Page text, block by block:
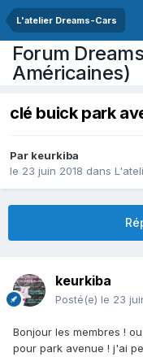
L'atelier Dreams-Cars
Forum
Américaines)
clé buick park
Par keurkiba
le 23 juin 2018 dans
keurkiba
Posté(e) le 23
Bonjour les membres !
pour park avenue ! j'ai